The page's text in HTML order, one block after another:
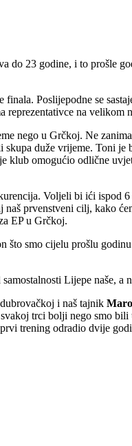
do 23 godine, i to prošle
Poslijepodne se
reprezentativce na velikom
nego u Grčkoj. Ne
duže vrijeme. Toni je
klub omogućio odlične
Voljeli bi ići ispod
prvenstveni cilj, kako
EP u Grčkoj.
što smo cijelu prošlu
Lijepe naše, a
i naš tajnik
trci bolji nego smo
trening odradio dvije